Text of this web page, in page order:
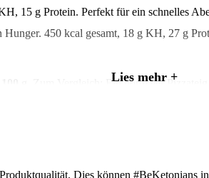
15 g Protein. Perfekt für ein schnelles
450 kcal gesamt, 18 g KH, 27 g
Zum Vergleich: Ein normaler
Die Basis sind
kein zugesetzter Zucker.
Lies mehr +
Dies können #BeKetonians